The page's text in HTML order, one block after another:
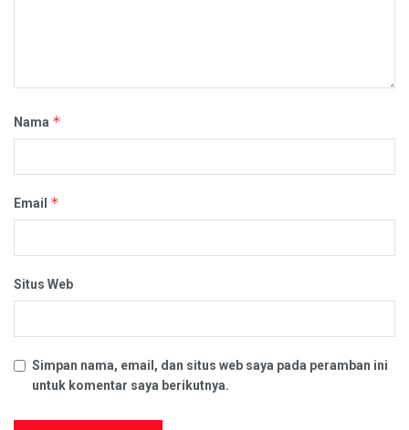
Nama *
Email *
Situs Web
Simpan nama, email, dan situs web saya pada peramban ini
untuk komentar saya berikutnya.